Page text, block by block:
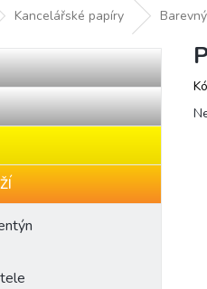
Kancelářské papíry